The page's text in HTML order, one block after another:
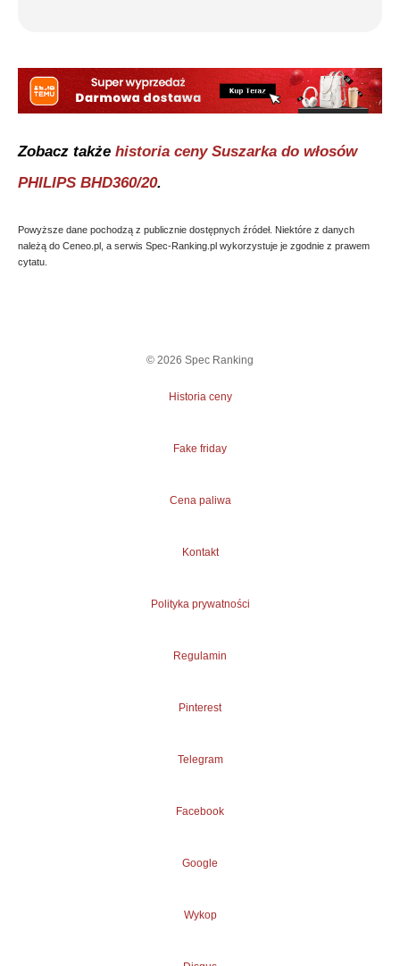
Zobacz także historia ceny Suszarka do włosów
PHILIPS BHD360/20.
Powyższe dane pochodzą z publicznie dostępnych źródeł. Niektóre z danych
należą do Ceneo.pl, a serwis Spec-Ranking.pl wykorzystuje je zgodnie z prawem
cytatu.
© 2026 Spec Ranking
Historia ceny
Fake friday
Cena paliwa
Kontakt
Polityka prywatności
Regulamin
Pinterest
Telegram
Facebook
Google
Wykop